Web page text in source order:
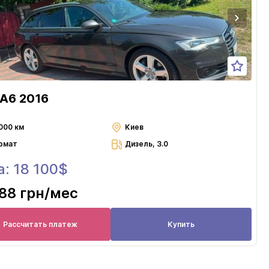
2016
км
Киев
Дизель, 3.0
18 100$
грн/мес
Рассчитать платеж Купить